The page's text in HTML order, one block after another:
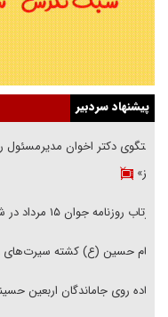
پیشنهاد سردبیر
گفتگوی دکتر اخوان مدیرمسئول
هرمز»
بازتاب روزنامه جوان ۱۵ مرداد در شبکه خبر
امام حسین (ع) کشته
پیاده روی جاماندگان اربعین